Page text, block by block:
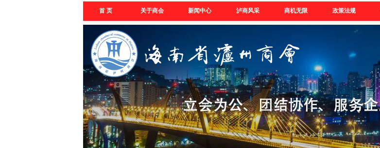
首 页 关于商会 新闻中心 泸商风采 商机无限 政策法规